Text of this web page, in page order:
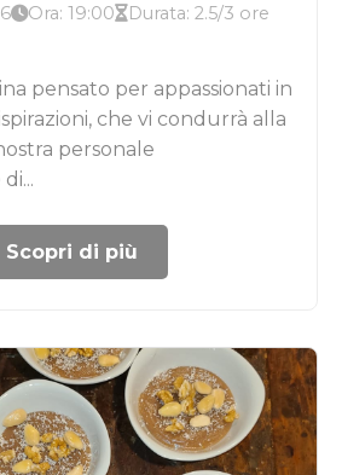
Ora: 19:00
Durata: 2.5/3 ore
pensato per appassionati in
che vi condurrà alla
personale
Scopri di più